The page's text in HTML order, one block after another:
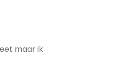
maar ik